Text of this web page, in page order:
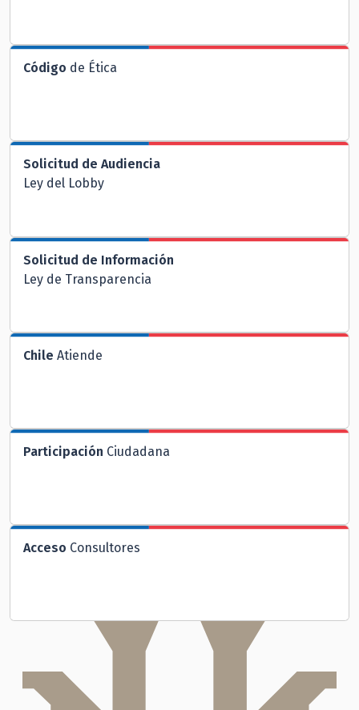
Código de Ética
Solicitud de Audiencia
Ley del Lobby
Solicitud de Información
Ley de Transparencia
Chile Atiende
Participación Ciudadana
Acceso Consultores